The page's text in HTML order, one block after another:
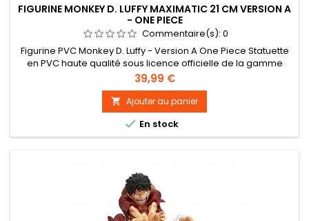
FIGURINE MONKEY D. LUFFY MAXIMATIC 21 CM VERSION A
- ONE PIECE
Commentaire(s): 0
Figurine PVC Monkey D. Luffy - Version A One Piece Statuette
en PVC haute qualité sous licence officielle de la gamme
Maximatic. Taille : 21 cm environ
Prix
39,99 €
 Ajouter au panier
 En stock